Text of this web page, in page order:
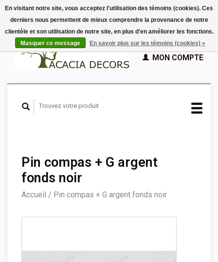
EUR
GBPFrançais
Nederlands
Español
PANIER (€0,00)
MON COMPTE
Pin compas + G argent
fonds noir
Accueil / Pin compas + G argent fonds noir
En visitant notre site, vous acceptez l'utilisation des témoins (cookies). Ces
derniers nous permettent de mieux comprendre la provenance de notre
clientèle et son utilisation de notre site, en plus d'en améliorer les fonctions.
Masquer ce message
En savoir plus sur les témoins (cookies) »